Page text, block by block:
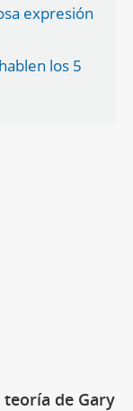
expresión
los 5
teoría de Gary